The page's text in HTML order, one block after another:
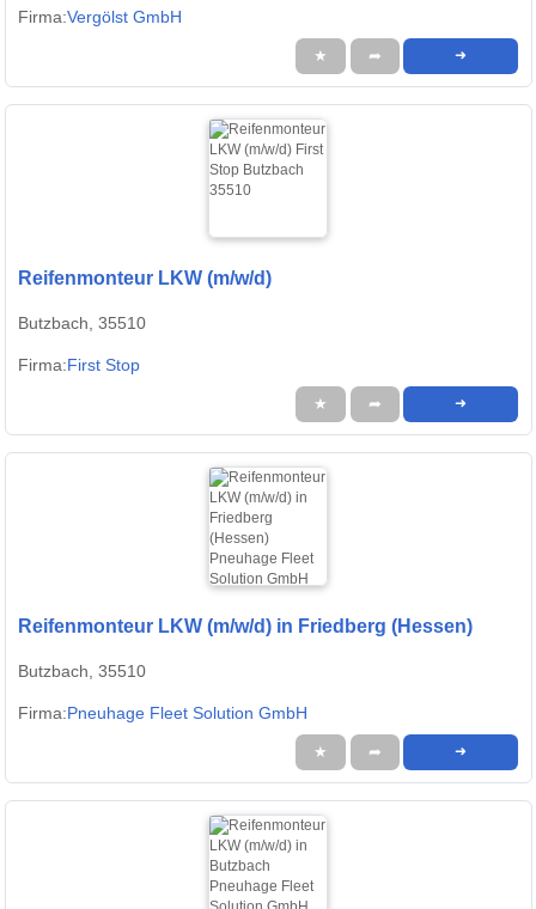
Firma:Vergölst GmbH
★ ➦ ➜
Reifenmonteur LKW (m/w/d)
Butzbach, 35510
Firma:First Stop
★ ➦ ➜
Reifenmonteur LKW (m/w/d) in Friedberg (Hessen)
Butzbach, 35510
Firma:Pneuhage Fleet Solution GmbH
★ ➦ ➜